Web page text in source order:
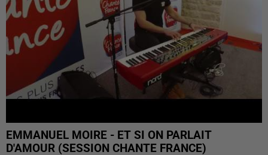
EMMANUEL MOIRE - ET SI ON PARLAIT
D'AMOUR (SESSION CHANTE FRANCE)